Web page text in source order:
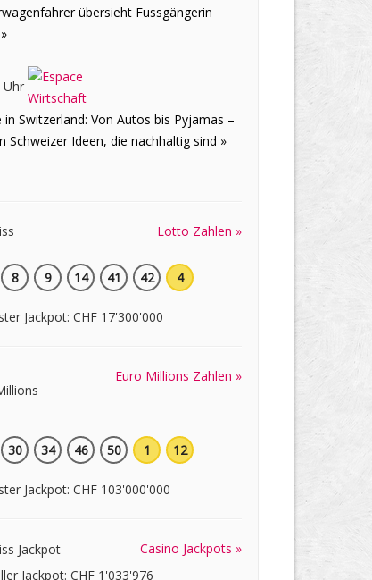
übersieht Fussgängerin
Uhr
in Switzerland: Von Autos bis Pyjamas –
Schweizer Ideen, die nachhaltig sind »
Lotto Zahlen »
8 9 14 41 42 4
Jackpot: CHF 17'300'000
Euro Millions Zahlen »
30 34 46 50 1 12
Jackpot: CHF 103'000'000
Casino Jackpots »
Jackpot: CHF 1'033'976